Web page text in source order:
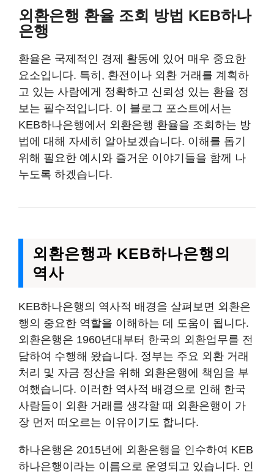
외환은행 환율 조회 방법 KEB하나
은행
환율은 국제적인 경제 활동에 있어 매우 중요한
요소입니다. 특히, 환전이나 외환 거래를 계획하
고 있는 사람에게 정확하고 신뢰성 있는 환율 정
보는 필수적입니다. 이 블로그 포스트에서는
KEB하나은행에서 외환은행 환율을 조회하는 방
법에 대해 자세히 알아보겠습니다. 이해를 돕기
위해 필요한 예시와 즐거운 이야기들을 함께 나
누도록 하겠습니다.
외환은행과 KEB하나은행의
역사
KEB하나은행의 역사적 배경을 살펴보면 외환은
행의 중요한 역할을 이해하는 데 도움이 됩니다.
외환은행은 1960년대부터 한국의 외환업무를 전
담하여 수행해 왔습니다. 정부는 주요 외환 거래
처리 및 자금 정산을 위해 외환은행에 책임을 부
여했습니다. 이러한 역사적 배경으로 인해 한국
사람들이 외환 거래를 생각할 때 외환은행이 가
장 먼저 떠오르는 이유이기도 합니다.
하나은행은 2015년에 외환은행을 인수하여 KEB
하나은행이라는 이름으로 운영되고 있습니다. 인